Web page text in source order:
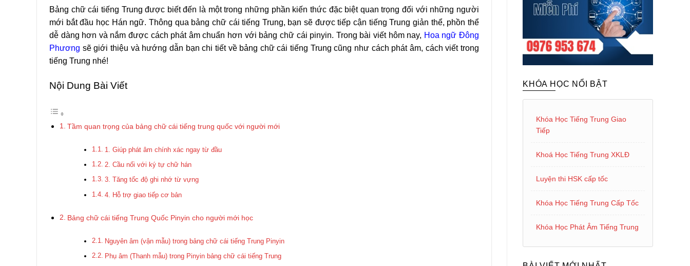
Bảng chữ cái tiếng Trung được biết đến là một trong những phần kiến thức đặc biệt quan trọng đối với những người
mới bắt đầu học Hán ngữ. Thông qua bảng chữ cái tiếng Trung, bạn sẽ được tiếp cận tiếng Trung giản thể, phồn thể
dễ dàng hơn và nắm được cách phát âm chuẩn hơn với bảng chữ cái pinyin. Trong bài viết hôm nay, Hoa ngữ Đông
Phương sẽ giới thiệu và hướng dẫn bạn chi tiết về bảng chữ cái tiếng Trung cũng như cách phát âm, cách viết trong
tiếng Trung nhé!
Nội Dung Bài Viết
Tầm quan trọng của bảng chữ cái tiếng trung quốc với người mới
1. Giúp phát âm chính xác ngay từ đầu
2. Cầu nối với ký tự chữ hán
3. Tăng tốc độ ghi nhớ từ vựng
4. Hỗ trợ giao tiếp cơ bản
Bảng chữ cái tiếng Trung Quốc Pinyin cho người mới học
Nguyên âm (vận mẫu) trong bảng chữ cái tiếng Trung Pinyin
Phụ âm (Thanh mẫu) trong Pinyin bảng chữ cái tiếng Trung
KHÓA HỌC NỔI BẬT
Khóa Học Tiếng Trung Giao
Tiếp
Khoá Học Tiếng Trung XKLĐ
Luyện thi HSK cấp tốc
Khóa Học Tiếng Trung Cấp Tốc
Khóa Học Phát Âm Tiếng Trung